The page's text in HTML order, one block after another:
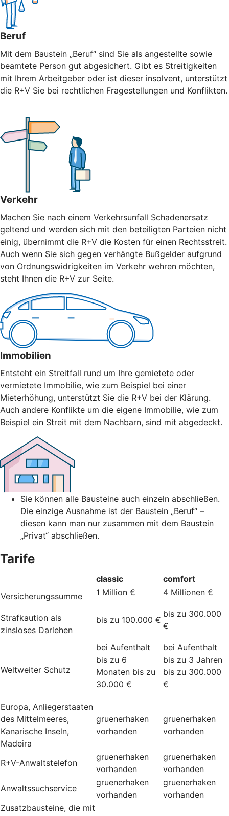
Beruf
Mit dem Baustein „Beruf“ sind Sie als angestellte sowie
beamtete Person gut abgesichert. Gibt es Streitigkeiten
mit Ihrem Arbeitgeber oder ist dieser insolvent, unterstützt
die R+V Sie bei rechtlichen Fragestellungen und Konflikten.
Verkehr
Machen Sie nach einem Verkehrsunfall Schadenersatz
geltend und werden sich mit den beteiligten Parteien nicht
einig, übernimmt die R+V die Kosten für einen Rechtsstreit.
Auch wenn Sie sich gegen verhängte Bußgelder aufgrund
von Ordnungswidrigkeiten im Verkehr wehren möchten,
steht Ihnen die R+V zur Seite.
Immobilien
Entsteht ein Streitfall rund um Ihre gemietete oder
vermietete Immobilie, wie zum Beispiel bei einer
Mieterhöhung, unterstützt Sie die R+V bei der Klärung.
Auch andere Konflikte um die eigene Immobilie, wie zum
Beispiel ein Streit mit dem Nachbarn, sind mit abgedeckt.
Sie können alle Bausteine auch einzeln abschließen.
Die einzige Ausnahme ist der Baustein „Beruf“ –
diesen kann man nur zusammen mit dem Baustein
„Privat“ abschließen.
Tarife
classic
comfort
Versicherungssumme
1 Million € 4 Millionen €
Strafkaution als
zinsloses Darlehen
bis zu 100.000 €
bis zu 300.000
€
Weltweiter Schutz
bei Aufenthalt
bis zu 6
Monaten bis zu
30.000 €
bei Aufenthalt
bis zu 3 Jahren
bis zu 300.000
€
Europa, Anliegerstaaten
des Mittelmeeres,
Kanarische Inseln,
Madeira
gruenerhaken
vorhanden
gruenerhaken
vorhanden
R+V-Anwaltstelefon
gruenerhaken
vorhanden
gruenerhaken
vorhanden
Anwaltssuchservice
gruenerhaken
vorhanden
gruenerhaken
vorhanden
Zusatzbausteine, die mit